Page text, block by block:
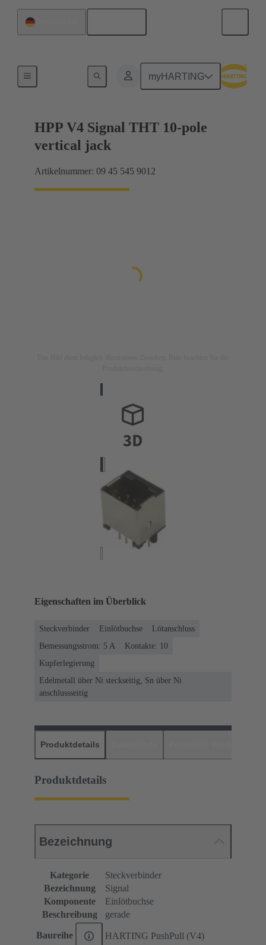
myHARTING
HPP V4 Signal THT 10-pole
vertical jack
Artikelnummer: 09 45 545 9012
Eigenschaften im Überblick
Steckverbinder Einlötbuchse
Lötanschluss
Bemessungsstrom: ‌5 A
Kontakte: 10
Kupferlegierung
Edelmetall über Ni steckseitig, Sn über Ni
anschlussseitig
Produktdetails
Produktdetails
Bezeichnung
Kategorie
Steckverbinder
Bezeichnung
Signal
Komponente
Einlötbuchse
Beschreibung
gerade
Baureihe HARTING PushPull (V4)